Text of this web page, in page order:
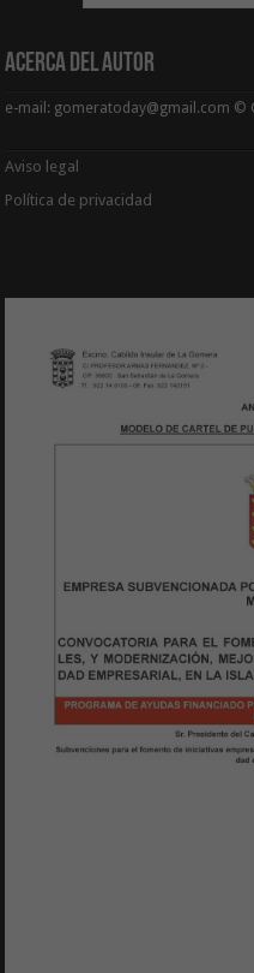
Acerca del Autor
e-mail: gomeratoday@gmail.com ©
Aviso legal
Política de privacidad